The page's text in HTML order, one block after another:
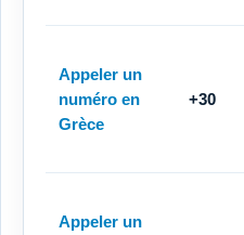
Appeler un
numéro en
Grèce
+30
Appeler un